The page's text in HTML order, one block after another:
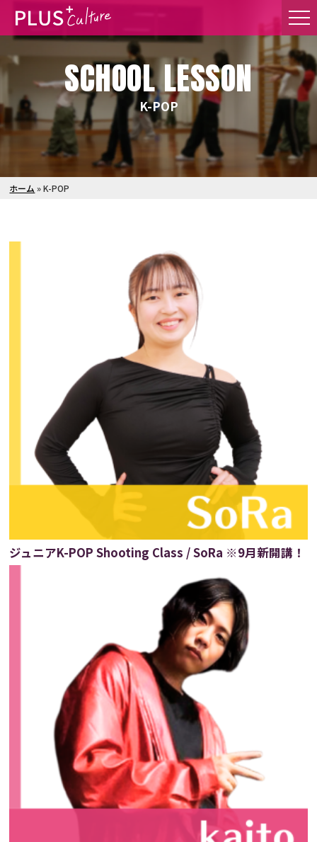
SCHOOL LESSON
K-POP
ホーム »K-POP
ジュニアK-POP Shooting Class / SoRa ※9月新開講！